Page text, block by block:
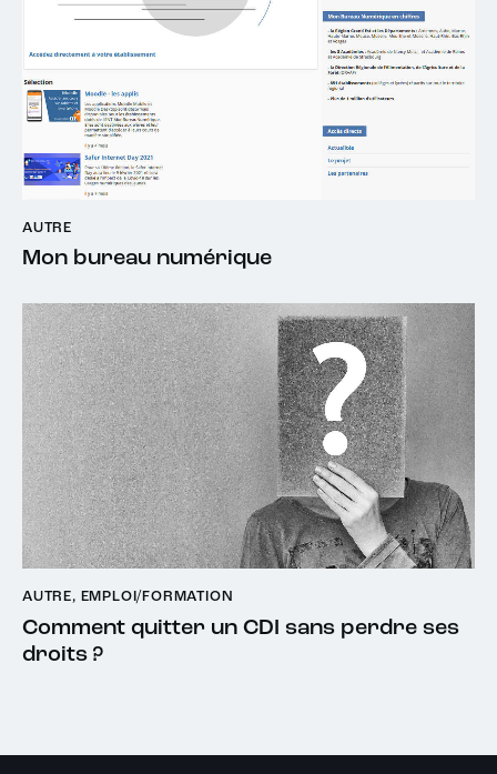
AUTRE
Mon bureau numérique
AUTRE, EMPLOI/FORMATION
Comment quitter un CDI sans perdre ses
droits ?